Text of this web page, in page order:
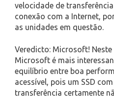
velocidade de
conexão com a Internet,
as unidades em questão.
Veredicto: Microsoft!
Microsoft é mais
equilíbrio entre boa
acessível, pois um SSD
transferência certamente